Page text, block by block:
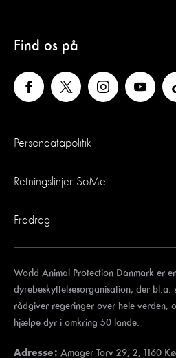
Find os på
Persondatapolitik
Retningslinjer SoMe
Fradrag
World Animal Protection Danmark er
dyrebeskyttelsesorganisation, der bl.a.
rådgiver regeringer over hele verden,
hjælpe dyr i omkring 50 lande.
Adresse: Amager Torv 29, 2, 1160